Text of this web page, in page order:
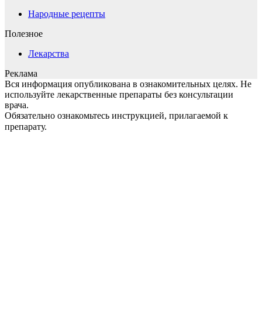
Народные рецепты
Полезное
Лекарства
Реклама
Вся информация опубликована в ознакомительных целях. Не
используйте лекарственные препараты без консультации
врача.
Обязательно ознакомьтесь инструкцией, прилагаемой к
препарату.